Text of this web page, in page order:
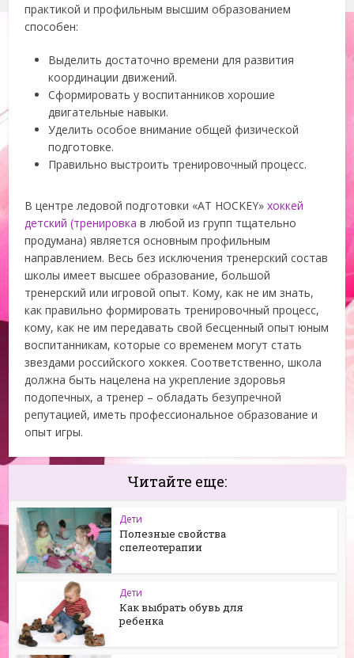
практикой и профильным высшим образованием
способен:
Выделить достаточно времени для развития
координации движений.
Сформировать у воспитанников хорошие
двигательные навыки.
Уделить особое внимание общей физической
подготовке.
Правильно выстроить тренировочный процесс.
В центре ледовой подготовки «AT HOCKEY»хоккей
детский (тренировка в любой из групп тщательно
продумана) является основным профильным
направлением. Весь без исключения тренерский состав
школы имеет высшее образование, большой
тренерский или игровой опыт. Кому, как не им знать,
как правильно формировать тренировочный процесс,
кому, как не им передавать свой бесценный опыт юным
воспитанникам, которые со временем могут стать
звездами российского хоккея. Соответственно, школа
должна быть нацелена на укрепление здоровья
подопечных, а тренер – обладать безупречной
репутацией, иметь профессиональное образование и
опыт игры.
Читайте еще:
Дети
Полезные свойства
спелеотерапии
Дети
Как выбрать обувь для
ребенка